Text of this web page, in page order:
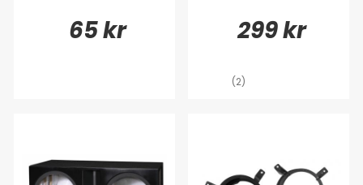
65 kr 299 kr
(2)